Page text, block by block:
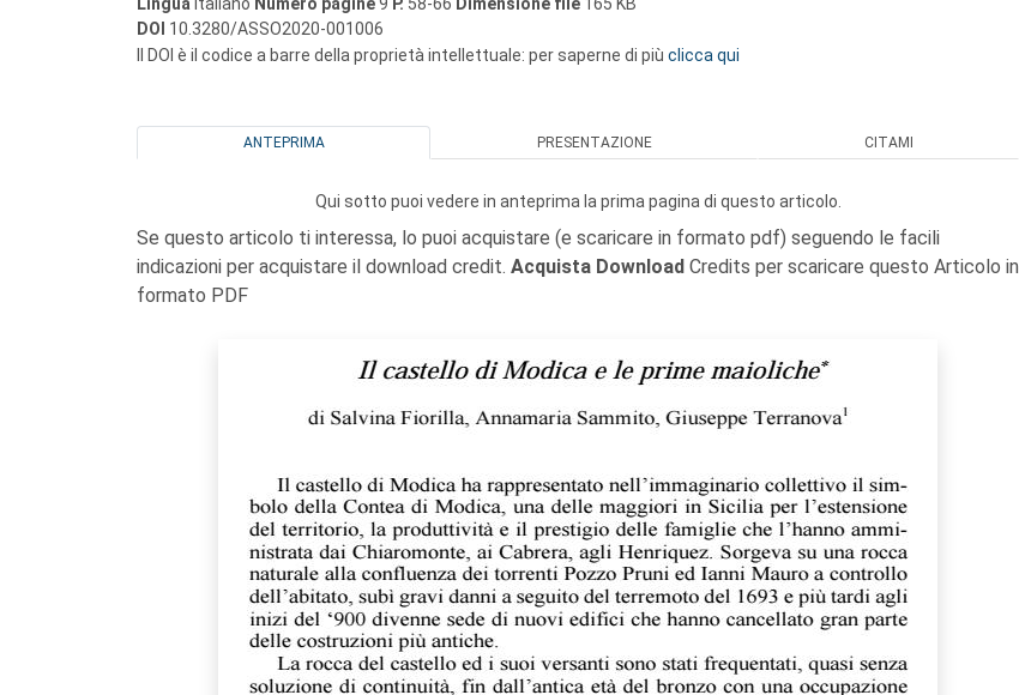
DOI 10.3280/ASSO2020-001006
Il DOI è il codice a barre della proprietà intellettuale: per saperne di più clicca qui
ANTEPRIMA PRESENTAZIONE CITAMI
Qui sotto puoi vedere in anteprima la prima pagina di questo articolo.
Se questo articolo ti interessa, lo puoi acquistare (e scaricare in formato pdf) seguendo le facili
indicazioni per acquistare il download credit. Acquista Download Credits per scaricare questo Articolo in
formato PDF